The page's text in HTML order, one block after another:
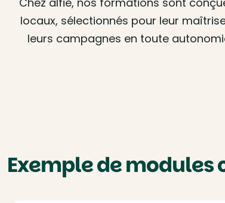
locaux, sélectionnés pour leur
leurs campagnes en toute
Exemple de modules